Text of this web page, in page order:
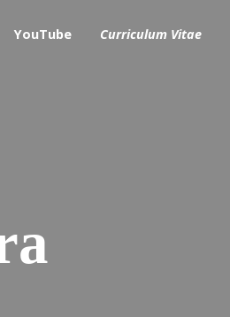
YouTube Curriculum Vitae